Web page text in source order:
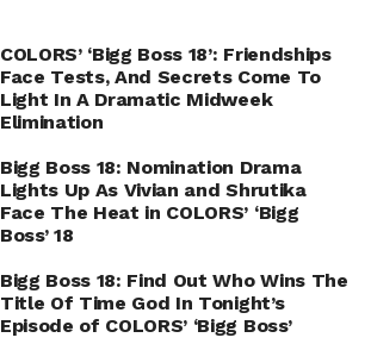
COLORS’ ‘Bigg Boss 18’: Friendships
Face Tests, And Secrets Come To
Light In A Dramatic Midweek
Elimination
Bigg Boss 18: Nomination Drama
Lights Up As Vivian and Shrutika
Face The Heat in COLORS’ ‘Bigg
Boss’ 18
Bigg Boss 18: Find Out Who Wins The
Title Of Time God In Tonight’s
Episode of COLORS’ ‘Bigg Boss’